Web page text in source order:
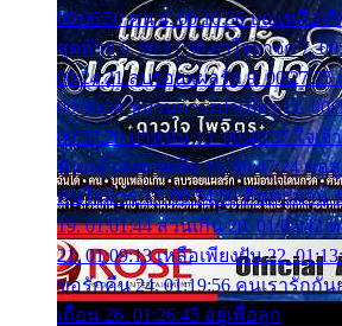
00:06:50 คน 4. 00:10:36 บุญเหลือเ
สุดท้าย 6. 00:17:30 ยาใจยาจก 7.
00:24:21 ลบรอยแผลรัก 9.
00:30:54 ขบวนการเปาเปียว 11.
00:37:20 ปาหนัน 13. 00:40:37 ใจเจ้
ฉันแล้วจงตายเสีย 15. 00:47:24 ขอสู
คนใจมาร 17. 00:54:50 คืนทรมาน
19. 01:01:44 ส่วนเกิน 20.
21. 01:09:13 เหลือเพียงฝัน 22.
ขอรักคืน 24. 01:19:56 คนเรารักกัน
เถื่อน 26. 01:26:45 อยู่เพื่อลูก